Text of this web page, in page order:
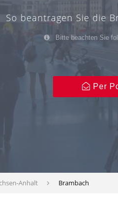
So beantragen Sie die
Bitte beachten Sie
Per
Anhalt Brambach